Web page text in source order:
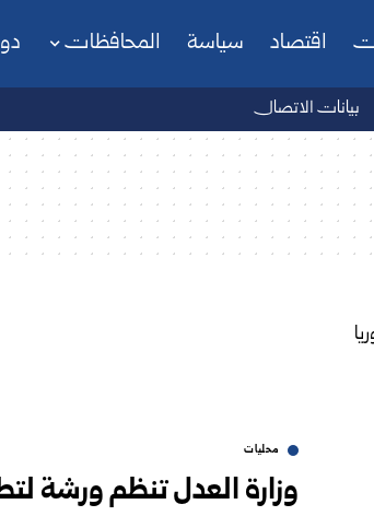
اقتصاد سياسة المحافظات
بيانات الاتصال
محليات
وزارة العدل تنظم ورشة